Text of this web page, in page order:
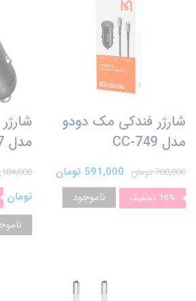
شارژر فندکی مک دودو
مدل CC-749
700,000 تومان 591,000 تومان
16% تخفیف ناموجود
مدل CC-567
1,184,000
تومان